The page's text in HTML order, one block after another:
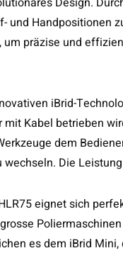
und Handpositionen
präzise und
iBrid-
Kabel betrieben
dem
Die
eignet sich
es dem iBrid